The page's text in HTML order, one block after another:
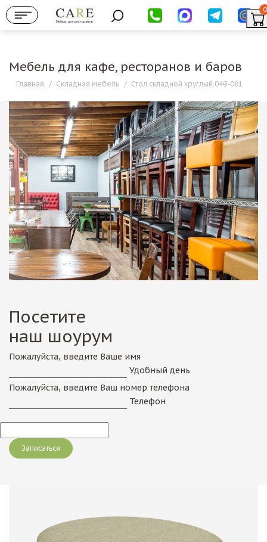
Мебель для ресторанов
0
Мебель для кафе, ресторанов и баров
Главная / Складная мебель / Стол складной круглый.049-061
Посетите
наш шоурум
Пожалуйста, введите Ваше имя
Удобный день
Пожалуйста, введите Ваш номер телефона
Телефон